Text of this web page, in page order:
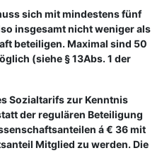
sich mit mindestens fünf
insgesamt nicht weniger als
beteiligen. Maximal sind 50
(siehe § 13Abs. 1 der
Sozialtarifs zur Kenntnis
der regulären Beteiligung
á € 36 mit
Mitglied zu werden. Die